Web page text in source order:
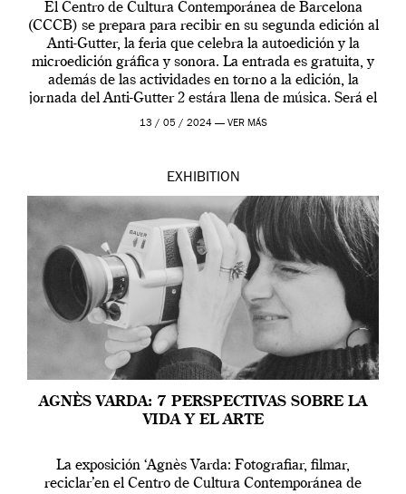
El Centro de Cultura Contemporánea de Barcelona
(CCCB) se prepara para recibir en su segunda edición al
Anti-Gutter, la feria que celebra la autoedición y la
microedición gráfica y sonora. La entrada es gratuita, y
además de las actividades en torno a la edición, la
jornada del Anti-Gutter 2 estára llena de música. Será el
[…]
13 / 05 / 2024 — VER MÁS
EXHIBITION
AGNÈS VARDA: 7 PERSPECTIVAS SOBRE LA
VIDA Y EL ARTE
La exposición ‘Agnès Varda: Fotografiar, filmar,
reciclar’en el Centro de Cultura Contemporánea de